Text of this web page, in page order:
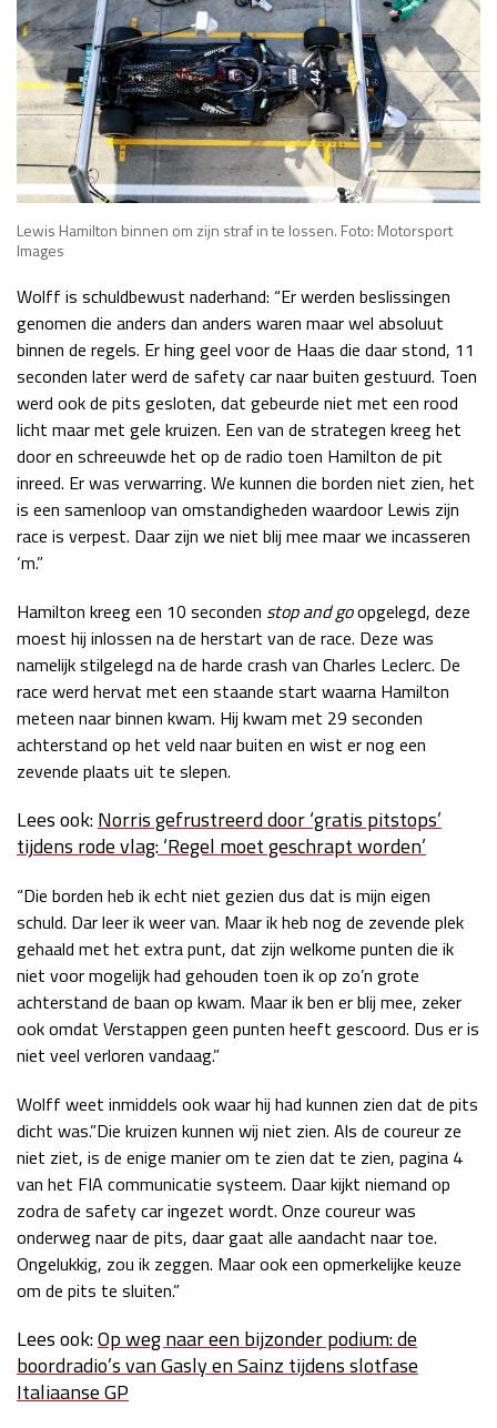
Lewis Hamilton binnen om zijn straf in te lossen. Foto: Motorsport
Images
Wolff is schuldbewust naderhand: “Er werden beslissingen
genomen die anders dan anders waren maar wel absoluut
binnen de regels. Er hing geel voor de Haas die daar stond, 11
seconden later werd de safety car naar buiten gestuurd. Toen
werd ook de pits gesloten, dat gebeurde niet met een rood
licht maar met gele kruizen. Een van de strategen kreeg het
door en schreeuwde het op de radio toen Hamilton de pit
inreed. Er was verwarring. We kunnen die borden niet zien, het
is een samenloop van omstandigheden waardoor Lewis zijn
race is verpest. Daar zijn we niet blij mee maar we incasseren
‘m.”
Hamilton kreeg een 10 seconden stop and goopgelegd, deze
moest hij inlossen na de herstart van de race. Deze was
namelijk stilgelegd na de harde crash van Charles Leclerc. De
race werd hervat met een staande start waarna Hamilton
meteen naar binnen kwam. Hij kwam met 29 seconden
achterstand op het veld naar buiten en wist er nog een
zevende plaats uit te slepen.
Lees ook:Norris gefrustreerd door ‘gratis pitstops’
tijdens rode vlag: ‘Regel moet geschrapt worden’
“Die borden heb ik echt niet gezien dus dat is mijn eigen
schuld. Dar leer ik weer van. Maar ik heb nog de zevende plek
gehaald met het extra punt, dat zijn welkome punten die ik
niet voor mogelijk had gehouden toen ik op zo’n grote
achterstand de baan op kwam. Maar ik ben er blij mee, zeker
ook omdat Verstappen geen punten heeft gescoord. Dus er is
niet veel verloren vandaag.”
Wolff weet inmiddels ook waar hij had kunnen zien dat de pits
dicht was.”Die kruizen kunnen wij niet zien. Als de coureur ze
niet ziet, is de enige manier om te zien dat te zien, pagina 4
van het FIA communicatie systeem. Daar kijkt niemand op
zodra de safety car ingezet wordt. Onze coureur was
onderweg naar de pits, daar gaat alle aandacht naar toe.
Ongelukkig, zou ik zeggen. Maar ook een opmerkelijke keuze
om de pits te sluiten.”
Lees ook:Op weg naar een bijzonder podium: de
boordradio’s van Gasly en Sainz tijdens slotfase
Italiaanse GP